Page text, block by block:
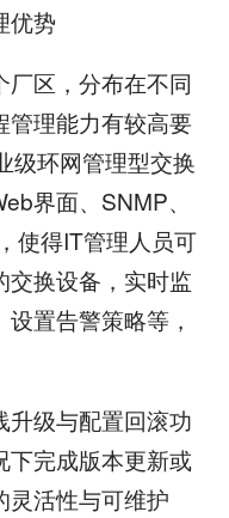
势
区，分布在不同
管理能力有较高要
级环网管理型交换
界面、SNMP、
使得IT管理人员可
交换设备，实时监
置告警策略等，
级与配置回滚功
下完成版本更新或
灵活性与可维护